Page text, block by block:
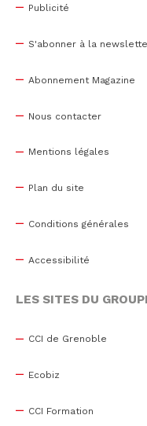
Publicité
S'abonner à la
Abonnement Magazine
Nous contacter
Mentions légales
Plan du site
Conditions générales
Accessibilité
LES SITES DU
CCI de Grenoble
Ecobiz
CCI Formation